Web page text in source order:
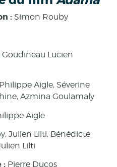
: Simon Rouby
Lucien
Aigle, Séverine
Azmina Goulamaly
Aigle
Julien Lilti, Bénédicte
Lilti
: Pierre Ducos